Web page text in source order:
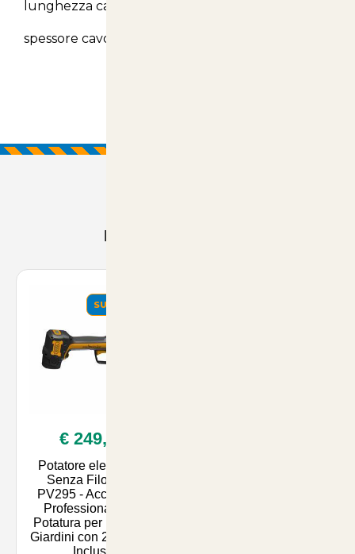
lunghezza cavo 0.9metri
spessore cavo 4 mm
Prodotti Consigliati
SUMMER
€ 249,00
Potatore elettronico
Senza Filo Volpi
PV295 - Accessorio
Professionale per
Potatura per Parchi e
Giardini con 2 Batterie
Incluse